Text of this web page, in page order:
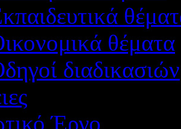
θέματα
διαδικασιών
Έργο